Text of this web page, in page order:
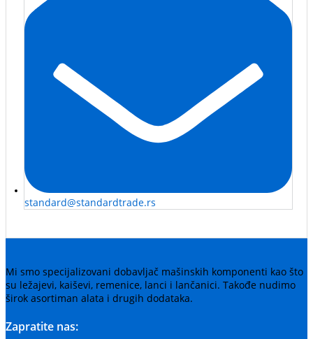
standard@standardtrade.rs
Mi smo specijalizovani dobavljač mašinskih komponenti kao što
su ležajevi, kaiševi, remenice, lanci i lančanici. Takođe nudimo
širok asortiman alata i drugih dodataka.
Zapratite nas: